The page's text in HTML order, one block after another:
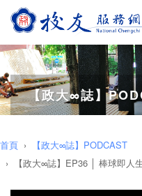
【政大∞誌】
首頁
【政大∞誌】PODCAST
【政大∞誌】EP36 │ 棒球即